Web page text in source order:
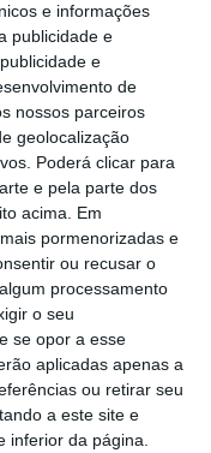
e informações
publicidade e
e
de
nossos parceiros
geolocalização
Poderá clicar para
e pela parte dos
acima. Em
pormenorizadas e
ou recusar o
processamento
o seu
se opor a esse
aplicadas apenas a
ou retirar seu
a este site e
inferior da página.
Comissão
com as
sobre
a mesma
limites no
“chegar a
o mais cedo